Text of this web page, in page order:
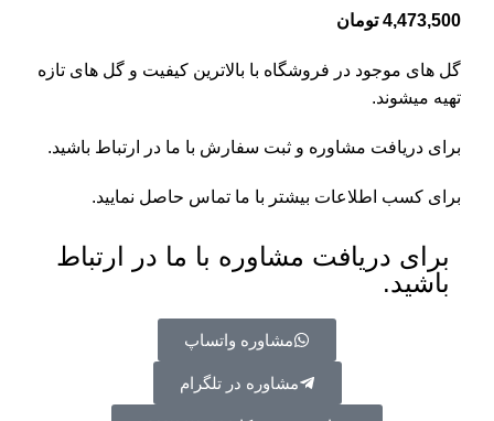
4,473,500 تومان
گل های موجود در فروشگاه با بالاترین کیفیت و گل های تازه
تهیه میشوند.
برای دریافت مشاوره و ثبت سفارش با ما در ارتباط باشید.
برای کسب اطلاعات بیشتر با ما تماس حاصل نمایید.
برای دریافت مشاوره با ما در ارتباط
باشید.
مشاوره واتساپ
مشاوره در تلگرام